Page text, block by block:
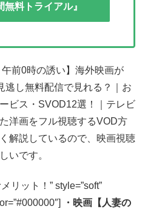
料トライアル』
前0時の誘い】海外映画が
逃し無料配信で見れる？｜お
ビス・SVOD12選！｜テレビ
洋画をフル視聴するVOD方
解説しているので、映画視聴
いです。
リット！” style=”soft”
・映画【人妻の